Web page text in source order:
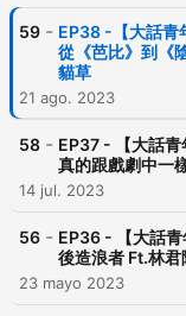
59 - EP38 -【大話青
從《芭比》到《
貓草
21 ago. 2023
58 - EP37 - 【大話
真的跟戲劇中一
14 jul. 2023
56 - EP36 - 【大話
後造浪者 Ft.林
23 mayo 2023